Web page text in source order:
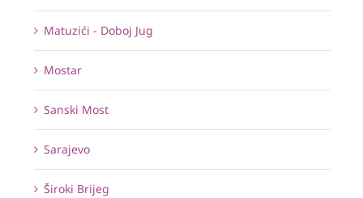
Matuzići - Doboj Jug
Mostar
Sanski Most
Sarajevo
Široki Brijeg